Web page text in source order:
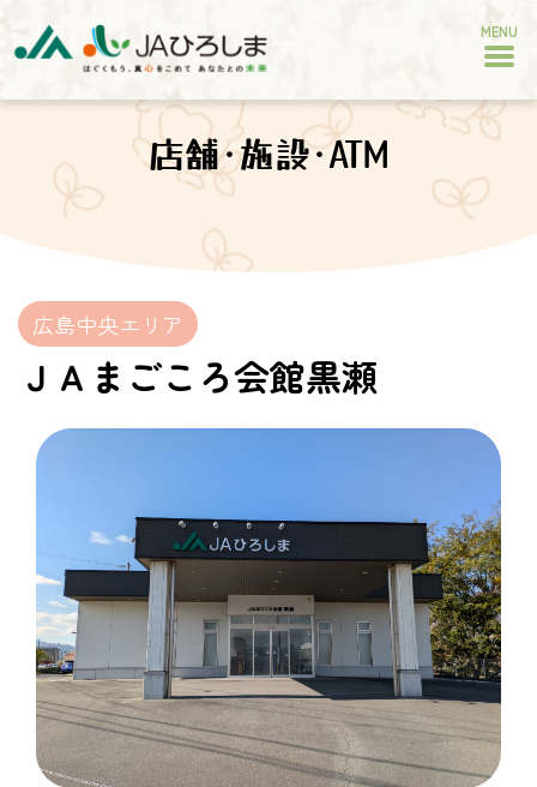
MENU
店舗･施設･ATM
広島中央エリア
ＪＡまごころ会館黒瀬